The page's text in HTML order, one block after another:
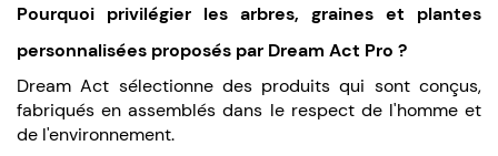
Pourquoi privilégier les arbres, graines et plantes
personnalisées proposés par Dream Act Pro ?
Dream Act sélectionne des produits qui sont conçus,
fabriqués en assemblés dans le respect de l'homme et
de l'environnement.